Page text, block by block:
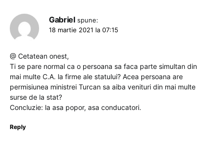
Gabriel spune:
18 martie 2021 la 07:15
@ Cetatean onest,
Ti se pare normal ca o persoana sa faca parte simultan din
mai multe C.A. la firme ale statului? Acea persoana are
permisiunea ministrei Turcan sa aiba venituri din mai multe
surse de la stat?
Concluzie: la asa popor, asa conducatori.
Reply